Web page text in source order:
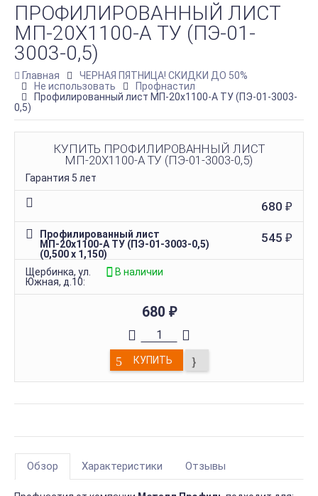
ПРОФИЛИРОВАННЫЙ ЛИСТ
МП-20Х1100-A ТУ (ПЭ-01-
3003-0,5)
Главная
ЧЕРНАЯ ПЯТНИЦА! СКИДКИ ДО 50%
Не использовать
Профнастил
Профилированный лист МП-20х1100-A ТУ (ПЭ-01-3003-
0,5)
КУПИТЬ ПРОФИЛИРОВАННЫЙ ЛИСТ
МП-20Х1100-A ТУ (ПЭ-01-3003-0,5)
Гарантия 5 лет
680 ₽
Профилированный лист
МП-20х1100-A ТУ (ПЭ-01-3003-0,5)
(0,500 х 1,150)
545 ₽
Щербинка, ул.
Южная, д.10:
В наличии
680 ₽
КУПИТЬ
Обзор Характеристики Отзывы